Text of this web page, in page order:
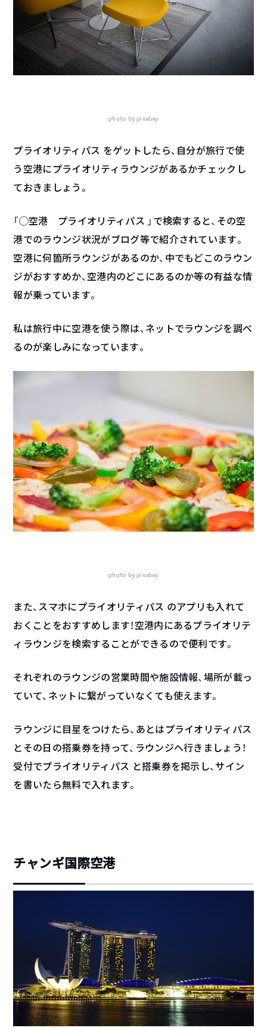
photo by pixabay
プライオリティパス をゲットしたら、自分が旅行で使
う空港にプライオリティラウンジがあるかチェックし
ておきましょう。
「◯空港 プライオリティパス 」で検索すると、その空
港でのラウンジ状況がブログ等で紹介されています。
空港に何箇所ラウンジがあるのか、中でもどこのラウン
ジがおすすめか、空港内のどこにあるのか等の有益な情
報が乗っています。
私は旅行中に空港を使う際は、ネットでラウンジを調べ
るのが楽しみになっています。
photo by pixabay
また、スマホにプライオリティパス のアプリも入れて
おくことをおすすめします！空港内にあるプライオリテ
ィラウンジを検索することができるので便利です。
それぞれのラウンジの営業時間や施設情報、場所が載っ
ていて、ネットに繋がっていなくても使えます。
ラウンジに目星をつけたら、あとはプライオリティパス
とその日の搭乗券を持って、ラウンジへ行きましょう！
受付でプライオリティパス と搭乗券を掲示し、サイン
を書いたら無料で入れます。
チャンギ国際空港